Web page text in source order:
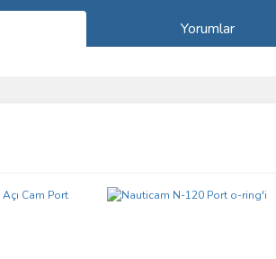
Yorumlar